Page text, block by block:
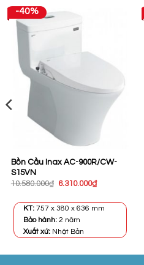
-40%
Bồn Cầu Inax AC-900R/CW-
S15VN
10.580.000₫ Giá
10.580.000₫.
6.310.000₫Giá
là:
KT: 757 x 380 x 636 mm
Bảo hành:2 năm
Xuất xứ: Nhật Bản